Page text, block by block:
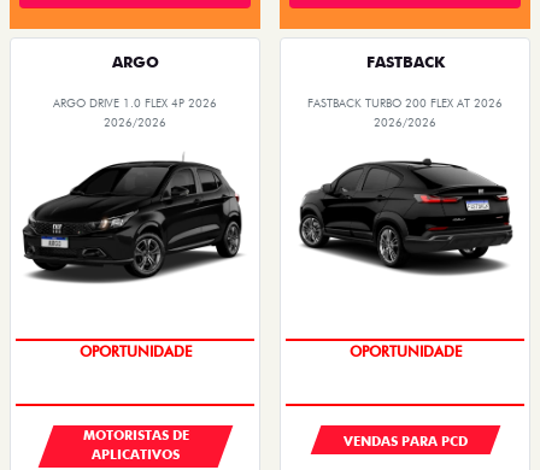
ARGO
ARGO DRIVE 1.0 FLEX 4P 2026
2026/2026
OPORTUNIDADE
MOTORISTAS DE
APLICATIVOS
FASTBACK
FASTBACK TURBO 200 FLEX AT 2026
2026/2026
OPORTUNIDADE
VENDAS PARA PCD